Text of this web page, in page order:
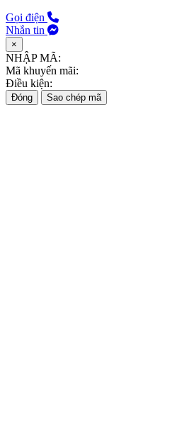
Gọi điện
Nhắn tin
×
NHẬP MÃ:
Mã khuyến mãi:
Điều kiện:
Đóng Sao chép mã